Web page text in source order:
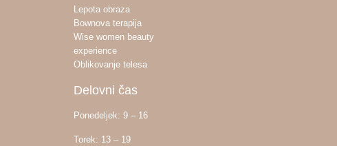
Lepota obraza
Bownova terapija
Wise women beauty
experience
Oblikovanje telesa
Delovni čas
Ponedeljek: 9 – 16
Torek: 13 – 19